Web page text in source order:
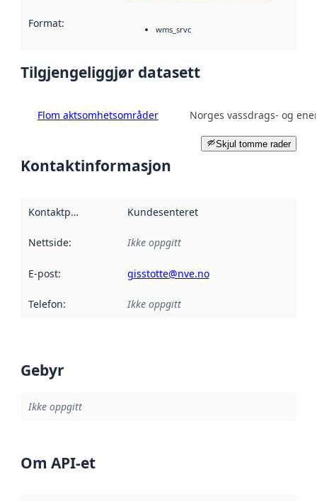
Format: wms_srvc
Tilgjengeliggjør datasett
Flom aktsomhetsområder Norges vassdrags- og
Skjul tomme rader
Kontaktinformasjon
Kontaktpunkt Kundesenteret
Nettside: Ikke oppgitt
E-post: gisstotte@nve.no
Telefon: Ikke oppgitt
Gebyr
Ikke oppgitt
Om API-et